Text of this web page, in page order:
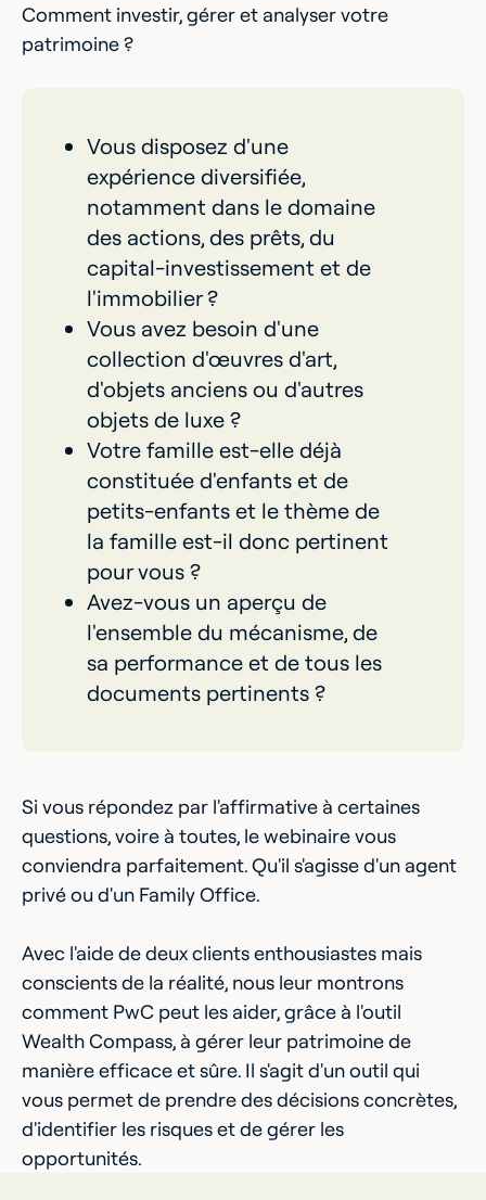
Comment investir, gérer et analyser votre
patrimoine ?
Vous disposez d'une
expérience diversifiée,
notamment dans le domaine
des actions, des prêts, du
capital-investissement et de
l'immobilier ?
Vous avez besoin d'une
collection d'œuvres d'art,
d'objets anciens ou d'autres
objets de luxe ?
Votre famille est-elle déjà
constituée d'enfants et de
petits-enfants et le thème de
la famille est-il donc pertinent
pour vous ?
Avez-vous un aperçu de
l'ensemble du mécanisme, de
sa performance et de tous les
documents pertinents ?
Si vous répondez par l'affirmative à certaines
questions, voire à toutes, le webinaire vous
conviendra parfaitement. Qu'il s'agisse d'un agent
privé ou d'un Family Office.
Avec l'aide de deux clients enthousiastes mais
conscients de la réalité, nous leur montrons
comment PwC peut les aider, grâce à l'outil
Wealth Compass, à gérer leur patrimoine de
manière efficace et sûre. Il s'agit d'un outil qui
vous permet de prendre des décisions concrètes,
d'identifier les risques et de gérer les
opportunités.